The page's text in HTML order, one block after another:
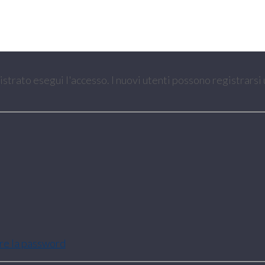
esegui l'accesso. I nuovi utenti possono
la password